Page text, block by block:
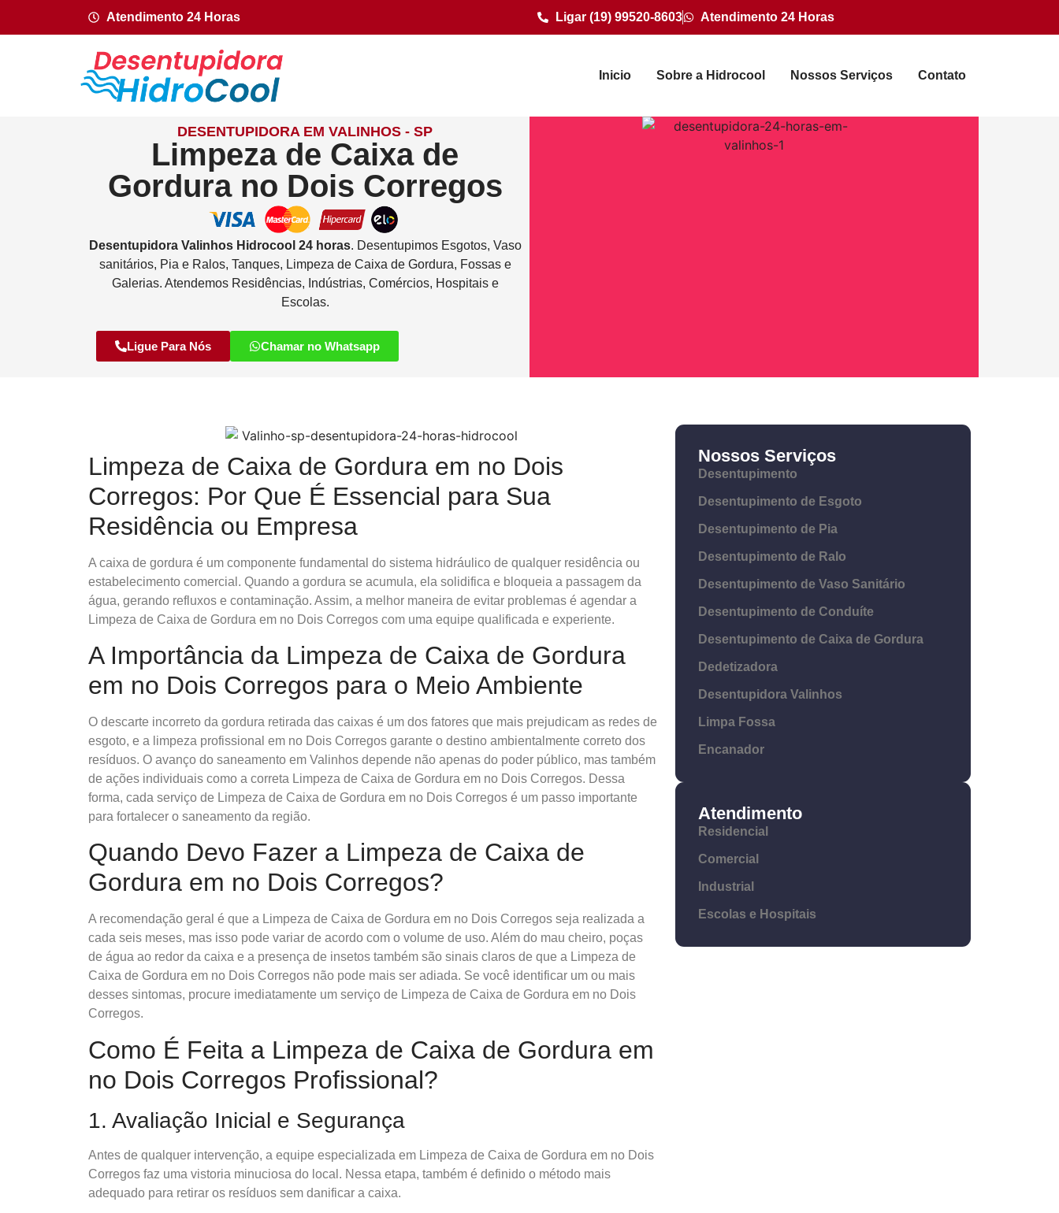
Atendimento 24 Horas Ligar (19) 99520-8603 Atendimento 24 Horas
Inicio Sobre a Hidrocool Nossos Serviços Contato
DESENTUPIDORA EM VALINHOS - SP
Limpeza de Caixa de
Gordura no Dois Corregos
Desentupidora Valinhos Hidrocool 24 horas. Desentupimos Esgotos, Vaso
sanitários, Pia e Ralos, Tanques, Limpeza de Caixa de Gordura, Fossas e
Galerias. Atendemos Residências, Indústrias, Comércios, Hospitais e
Escolas.
Ligue Para Nós Chamar no Whatsapp
Limpeza de Caixa de Gordura em no Dois
Corregos: Por Que É Essencial para Sua
Residência ou Empresa
A caixa de gordura é um componente fundamental do sistema hidráulico de qualquer residência ou
estabelecimento comercial. Quando a gordura se acumula, ela solidifica e bloqueia a passagem da
água, gerando refluxos e contaminação. Assim, a melhor maneira de evitar problemas é agendar a
Limpeza de Caixa de Gordura em no Dois Corregos com uma equipe qualificada e experiente.
A Importância da Limpeza de Caixa de Gordura
em no Dois Corregos para o Meio Ambiente
O descarte incorreto da gordura retirada das caixas é um dos fatores que mais prejudicam as redes de
esgoto, e a limpeza profissional em no Dois Corregos garante o destino ambientalmente correto dos
resíduos. O avanço do saneamento em Valinhos depende não apenas do poder público, mas também
de ações individuais como a correta Limpeza de Caixa de Gordura em no Dois Corregos. Dessa
forma, cada serviço de Limpeza de Caixa de Gordura em no Dois Corregos é um passo importante
para fortalecer o saneamento da região.
Quando Devo Fazer a Limpeza de Caixa de
Gordura em no Dois Corregos?
A recomendação geral é que a Limpeza de Caixa de Gordura em no Dois Corregos seja realizada a
cada seis meses, mas isso pode variar de acordo com o volume de uso. Além do mau cheiro, poças
de água ao redor da caixa e a presença de insetos também são sinais claros de que a Limpeza de
Caixa de Gordura em no Dois Corregos não pode mais ser adiada. Se você identificar um ou mais
desses sintomas, procure imediatamente um serviço de Limpeza de Caixa de Gordura em no Dois
Corregos.
Como É Feita a Limpeza de Caixa de Gordura em
no Dois Corregos Profissional?
1. Avaliação Inicial e Segurança
Antes de qualquer intervenção, a equipe especializada em Limpeza de Caixa de Gordura em no Dois
Corregos faz uma vistoria minuciosa do local. Nessa etapa, também é definido o método mais
adequado para retirar os resíduos sem danificar a caixa.
Nossos Serviços
Desentupimento
Desentupimento de Esgoto
Desentupimento de Pia
Desentupimento de Ralo
Desentupimento de Vaso Sanitário
Desentupimento de Conduíte
Desentupimento de Caixa de Gordura
Dedetizadora
Desentupidora Valinhos
Limpa Fossa
Encanador
Atendimento
Residencial
Comercial
Industrial
Escolas e Hospitais